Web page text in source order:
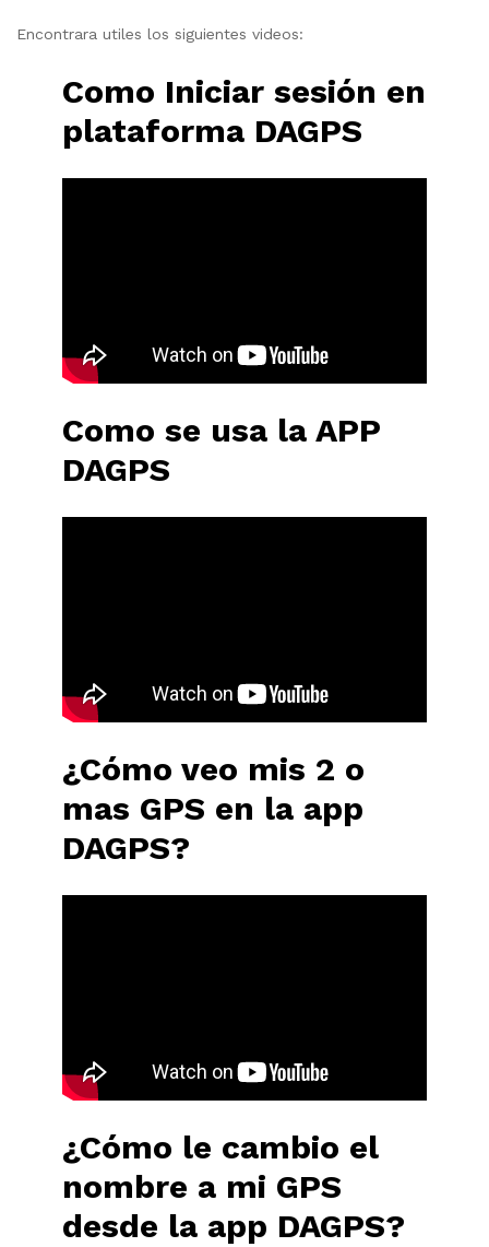
Encontrara utiles los siguientes videos:
Como Iniciar sesión en
plataforma DAGPS
Como se usa la APP
DAGPS
¿Cómo veo mis 2 o
mas GPS en la app
DAGPS?
¿Cómo le cambio el
nombre a mi GPS
desde la app DAGPS?